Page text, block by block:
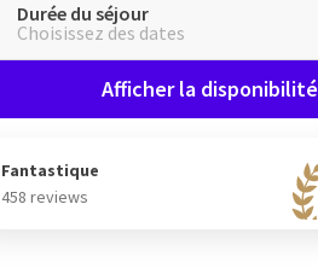
Durée du séjour
Choisissez des dates
Afficher la disponibilité
Fantastique
458 reviews